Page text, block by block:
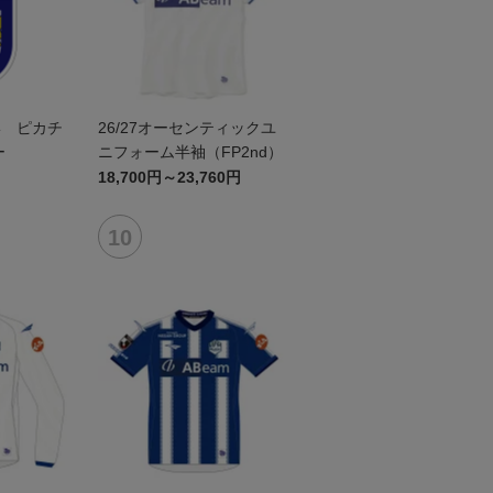
ピカチ
26/27オーセンティックユ
ニフォーム半袖（FP2nd）
18,700円～23,760円